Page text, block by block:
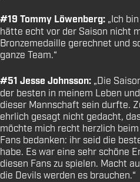
#19 Tommy Löwenberg: „Ich
hätte echt vor der Saison nicht
Bronzemedaille gerechnet und
ganze Team.“
#51 Jesse Johnsson: „Die
der besten in meinem Leben
dieser Mannschaft sein durfte.
ehrlich gesagt nicht gedacht,
möchte mich recht herzlich
Fans bedanken: ihr seid die
habe. Es war eine sehr schöne
diesen Fans zu spielen. Macht
die Devils werden es brauchen.“